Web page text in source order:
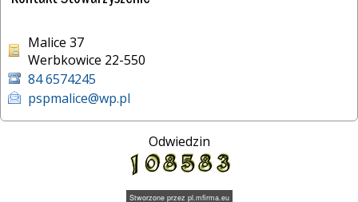
Malice 37
Werbkowice 22-550
84 6574245
pspmalice@wp.pl
Odwiedzin
Stworzone przez pl.mfirma.eu